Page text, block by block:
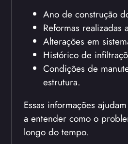
Ano de construção
Reformas realizadas
Alterações em
Histórico de
Condições de
estrutura.
Essas informações
a entender como o
longo do tempo.